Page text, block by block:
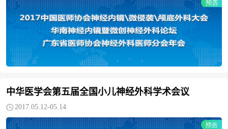
中华医学会第五届全国小儿神经外科学术会议
2017.05.12-05.14